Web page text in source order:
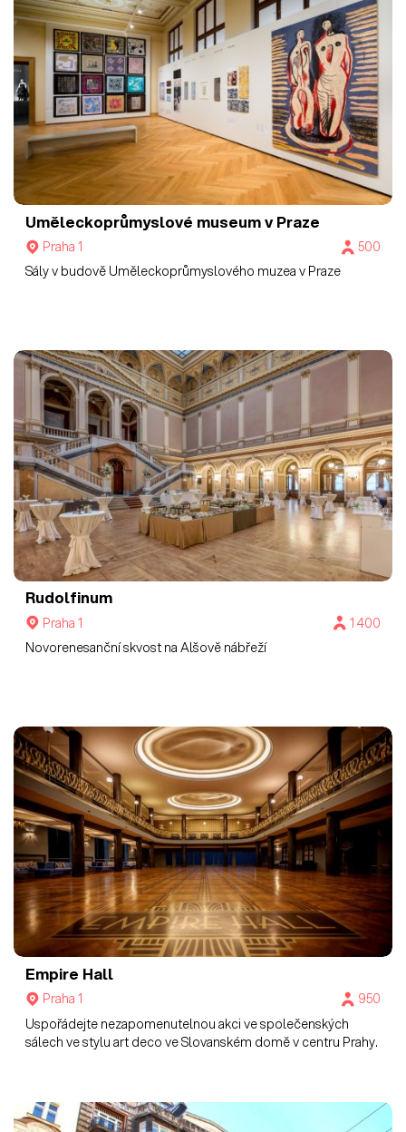
Uměleckoprůmyslové museum v Praze
Praha 1
500
Sály v budově Uměleckoprůmyslového muzea v Praze
Rudolfinum
Praha 1
1 400
Novorenesanční skvost na Alšově nábřeží
Empire Hall
Praha 1
950
Uspořádejte nezapomenutelnou akci ve společenských
sálech ve stylu art deco ve Slovanském domě v centru Prahy.